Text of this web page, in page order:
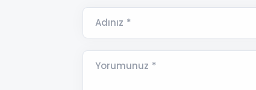
Adınız *
Yorumunuz *